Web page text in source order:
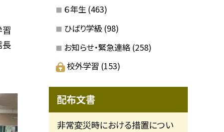
長
６年生 (463)
ひばり学級 (98)
お知らせ・緊急連絡 (258)
校外学習 (153)
配布文書
非常変災時における措置につい